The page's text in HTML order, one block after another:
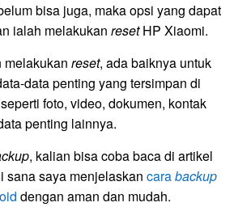
bisa juga, maka opsi yang dapat
ialah melakukan resetHP Xiaomi.
melakukan reset, ada baiknya untuk
data penting yang tersimpan di
foto, video, dokumen, kontak
penting lainnya.
, kalian bisa coba baca di artikel
sana saya menjelaskan carabackup
dengan aman dan mudah.